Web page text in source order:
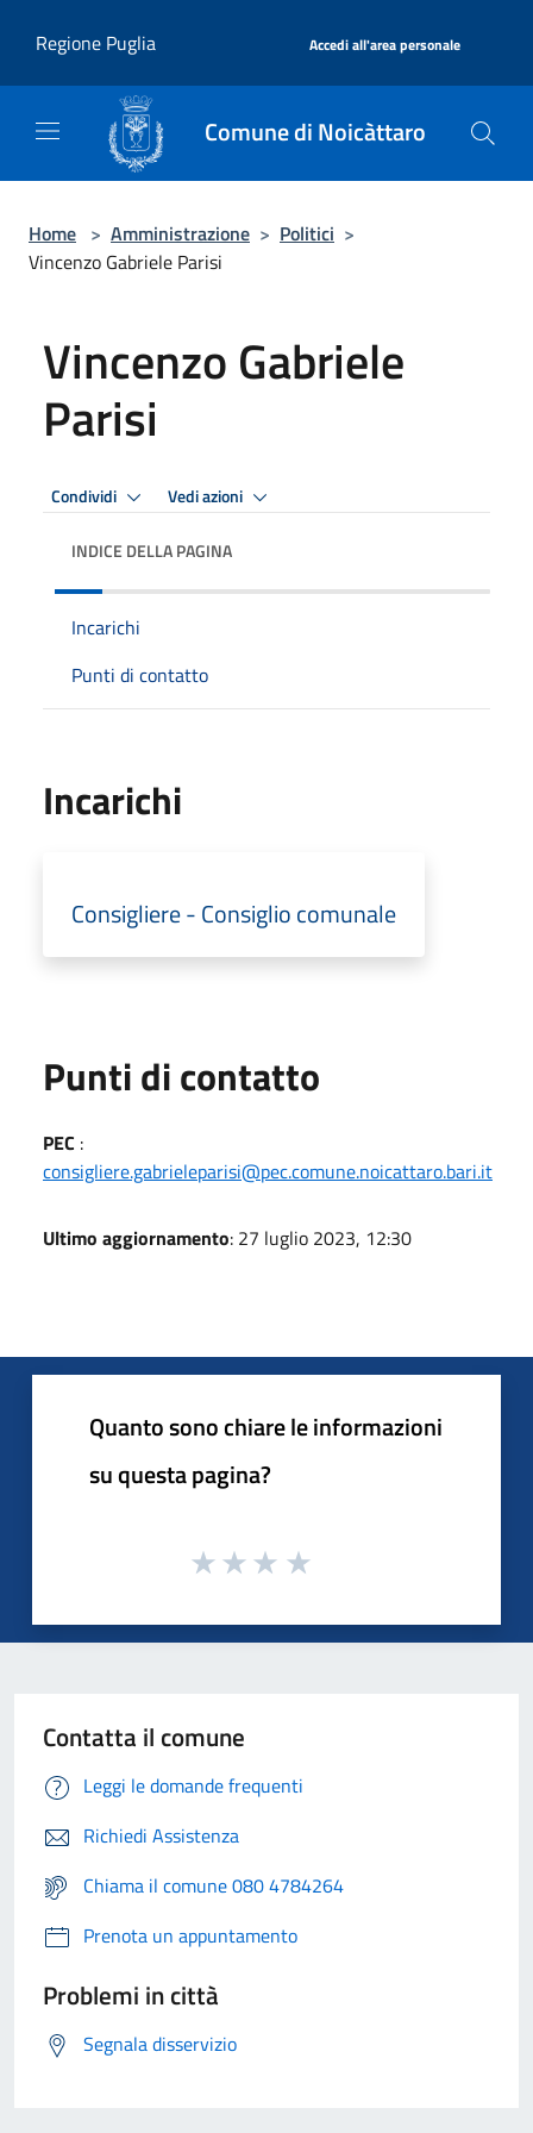
Regione Puglia
Accedi all'area personale
Comune di Noicàttaro
Home > Amministrazione > Politici >
Vincenzo Gabriele Parisi
Vincenzo Gabriele
Parisi
Condividi Vedi azioni
INDICE DELLA PAGINA
Incarichi
Punti di contatto
Incarichi
Consigliere - Consiglio comunale
Punti di contatto
PEC :
consigliere.gabrieleparisi@pec.comune.noicattaro.bari.it
Ultimo aggiornamento: 27 luglio 2023, 12:30
Quanto sono chiare le informazioni
su questa pagina?
Contatta il comune
Leggi le domande frequenti
Richiedi Assistenza
Chiama il comune 080 4784264
Prenota un appuntamento
Problemi in città
Segnala disservizio